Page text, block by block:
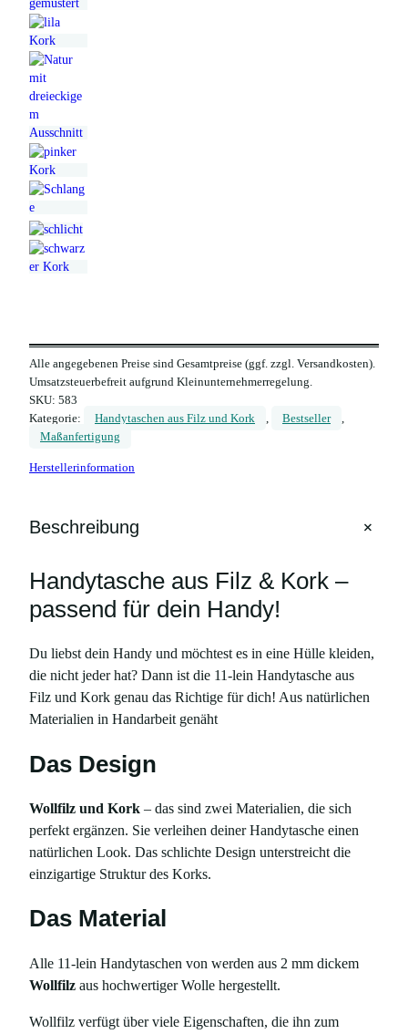
Alle angegebenen Preise sind Gesamtpreise (ggf. zzgl. Versandkosten).
Umsatzsteuerbefreit aufgrund Kleinunternehmerregelung.
SKU: 583
Kategorie:
Handytaschen aus Filz und Kork , Bestseller
Maßanfertigung
Herstellerinformation
Beschreibung +
Handytasche aus Filz & Kork –
passend für dein Handy!
Du liebst dein Handy und möchtest es in eine Hülle kleiden,
die nicht jeder hat? Dann ist die 11-lein Handytasche aus
Filz und Kork genau das Richtige für dich! Aus natürlichen
Materialien in Handarbeit genäht
Das Design
Wollfilz und Kork – das sind zwei Materialien, die sich
perfekt ergänzen. Sie verleihen deiner Handytasche einen
natürlichen Look. Das schlichte Design unterstreicht die
einzigartige Struktur des Korks.
Das Material
Alle 11-lein Handytaschen von werden aus 2 mm dickem
Wollfilz aus hochwertiger Wolle hergestellt.
Wollfilz verfügt über viele Eigenschaften, die ihn zum